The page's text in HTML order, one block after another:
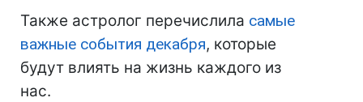
Также астролог перечислила самые
важные события декабря, которые
будут влиять на жизнь каждого из
нас.